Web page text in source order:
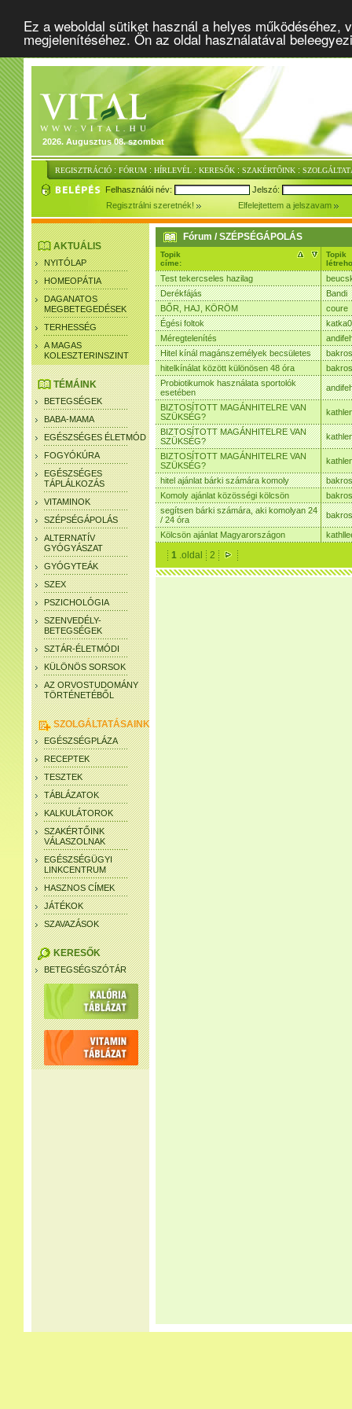
Ez a weboldal sütiket használ a helyes
megjelenítéséhez. Ön az oldal használatával
2026. Augusztus 08. szombat
REGISZTRÁCIÓ : FÓRUM : HÍRLEVÉL : KERESŐK : SZAKÉRTŐINK :
Felhasználói név:
Jelszó:
Regisztrálni szeretnék!
Elfelejtettem a jelszavam
AKTUÁLIS
NYITÓLAP
HOMEOPÁTIA
DAGANATOS
MEGBETEGEDÉSEK
TERHESSÉG
A MAGAS
KOLESZTERINSZINT
TÉMÁINK
BETEGSÉGEK
BABA-MAMA
EGÉSZSÉGES ÉLETMÓD
FOGYÓKÚRA
EGÉSZSÉGES
TÁPLÁLKOZÁS
VITAMINOK
SZÉPSÉGÁPOLÁS
ALTERNATÍV
GYÓGYÁSZAT
GYÓGYTEÁK
SZEX
PSZICHOLÓGIA
SZENVEDÉLY-
BETEGSÉGEK
SZTÁR-ÉLETMÓDI
KÜLÖNÖS SORSOK
AZ ORVOSTUDOMÁNY
TÖRTÉNETÉBŐL
SZOLGÁLTATÁSAINK
EGÉSZSÉGPLÁZA
RECEPTEK
TESZTEK
TÁBLÁZATOK
KALKULÁTOROK
SZAKÉRTŐINK
VÁLASZOLNAK
EGÉSZSÉGÜGYI
LINKCENTRUM
HASZNOS CÍMEK
JÁTÉKOK
SZAVAZÁSOK
KERESŐK
BETEGSÉGSZÓTÁR
Fórum / SZÉPSÉGÁPOLÁS
Topik
címe:
Topik
Test tekercseles hazilag
Derékfájás
Bandi
BŐR, HAJ, KÖRÖM
coure
Égési foltok
Méregtelenítés
Hitel kínál magánszemélyek becsületes
hitelkínálat között különösen 48 óra
Probiotikumok használata sportolók
esetében
BIZTOSÍTOTT MAGÁNHITELRE VAN
SZÜKSÉG?
BIZTOSÍTOTT MAGÁNHITELRE VAN
SZÜKSÉG?
BIZTOSÍTOTT MAGÁNHITELRE VAN
SZÜKSÉG?
hitel ajánlat bárki számára komoly
Komoly ajánlat közösségi kölcsön
segítsen bárki számára, aki komolyan 24
/ 24 óra
Kölcsön ajánlat Magyarországon
1 .oldal 2